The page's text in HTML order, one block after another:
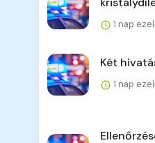
1 nap
Két
1 nap